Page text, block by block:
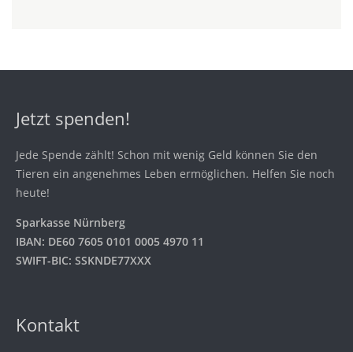
Jetzt spenden!
Jede Spende zählt! Schon mit wenig Geld können Sie den
Tieren ein angenehmes Leben ermöglichen. Helfen Sie noch
heute!
Sparkasse Nürnberg
IBAN: DE60 7605 0101 0005 4970 11
SWIFT-BIC: SSKNDE77XXX
Kontakt